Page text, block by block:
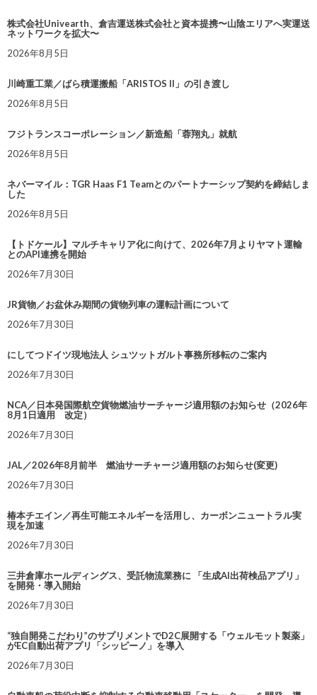
株式会社Univearth、倉吉運送株式会社と資本提携〜山陰エリアへ実運送
ネットワークを拡大〜
2026年8月5日
川崎重工業／ばら積運搬船「ARISTOS II」の引き渡し
2026年8月5日
フジトランスコーポレーション／新造船「蓉翔丸」就航
2026年8月5日
ネバーマイル：TGR Haas F1 Teamとのパートナーシップ契約を締結しま
した
2026年8月5日
【トドケール】マルチキャリア化に向けて、2026年7月よりヤマト運輸
とのAPI連携を開始
2026年7月30日
JR貨物／お盆休み期間の貨物列車の運転計画について
2026年7月30日
にしてつドイツ現地法人 シュツットガルト事務所移転のご案内
2026年7月30日
NCA／日本発国際航空貨物燃油サーチャージ適用額のお知らせ（2026年
8月1日適用 改定）
2026年7月30日
JAL／2026年8月前半 燃油サーチャージ適用額のお知らせ(変更)
2026年7月30日
椿本チエイン／再生可能エネルギーを活用し、カーボンニュートラル実
現を加速
2026年7月30日
三井倉庫ホールディングス、受託物流業務に 「生成AI出荷検品アプリ」
を開発・導入開始
2026年7月30日
“独自開発こだわり”のサプリメントでD2C展開する「ウェルモット製薬」
がEC自動出荷アプリ「シッピーノ」を導入
2026年7月30日